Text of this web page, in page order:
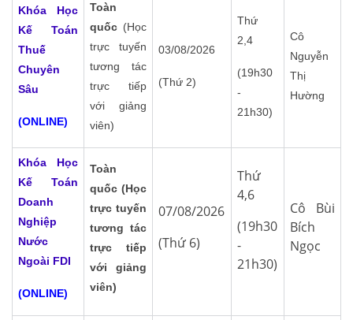
Khóa Học
Kế Toán
Thuế
Chuyên
Sâu
(ONLINE)
Toàn
quốc (Học
trực tuyến
tương tác
trực tiếp
với giảng
viên)
03/08/2026
(Thứ 2)
Thứ
2,4
(19h30
-
21h30)
Cô
Nguyễn
Thị
Hường
Khóa Học
Kế Toán
Doanh
Nghiệp
Nước
Ngoài FDI
(ONLINE)
Toàn
quốc (Học
trực tuyến
tương tác
trực tiếp
với giảng
viên)
07/08/2026
(Thứ 6)
Thứ
4,6
(19h30
-
21h30)
Cô Bùi
Bích
Ngọc